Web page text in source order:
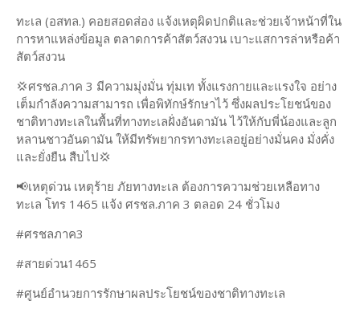
ทะเล (อสทล.) คอยสอดส่อง แจ้งเหตุผิดปกติและช่วยเจ้าหน้าที่ใน
การหาแหล่งข้อมูล ตลาดการค้าสัตว์สงวน เบาะแสการล่าหรือค้า
สัตว์สงวน
💢ศรชล.ภาค 3 มีความมุ่งมั่น ทุ่มเท ทั้งแรงกายและแรงใจ อย่าง
เต็มกำลังความสามารถ เพื่อพิทักษ์รักษาไว้ ซึ่งผลประโยชน์ของ
ชาติทางทะเลในพื้นที่ทางทะเลฝั่งอันดามัน ไว้ให้กับพี่น้องและลูก
หลานชาวอันดามัน ให้มีทรัพยากรทางทะเลอยู่อย่างมั่นคง มั่งคั่ง
และยั่งยืน สืบไป💢
📢เหตุด่วน เหตุร้าย ภัยทางทะเล ต้องการความช่วยเหลือทาง
ทะเล โทร 1465 แจ้ง ศรชล.ภาค 3 ตลอด 24 ชั่วโมง
#ศรชลภาค3
#สายด่วน1465
#ศูนย์อำนวยการรักษาผลประโยชน์ของชาติทางทะเล